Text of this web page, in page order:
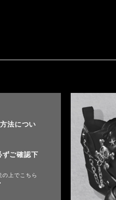
法につい
ご確認下
上でこちら